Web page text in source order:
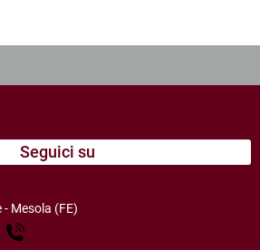
Seguici su
Mesola (FE)